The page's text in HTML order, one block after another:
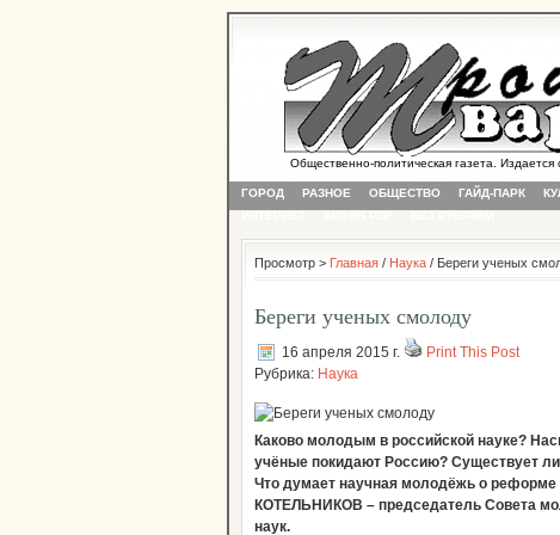
Общественно-политическая газета. Издается с
ГОРОД РАЗНОЕ ОБЩЕСТВО ГАЙД-ПАРК
Просмотр > Главная / Наука / Береги ученых
Береги ученых смолоду
16 апреля 2015 г.
Print This Post
Рубрика: Наука
Каково молодым в российской науке?
учёные покидают Россию? Существует
Что думает научная молодёжь о
КОТЕЛЬНИКОВ – председатель Совета
наук.